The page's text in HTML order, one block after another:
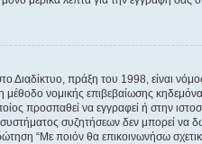
πράξη του 1998, είναι
νομικής επιβεβαίωσης
προσπαθεί να εγγραφεί ή στην
συζητήσεων δεν μπορεί
“Με ποιόν θα επικοινωνήσω